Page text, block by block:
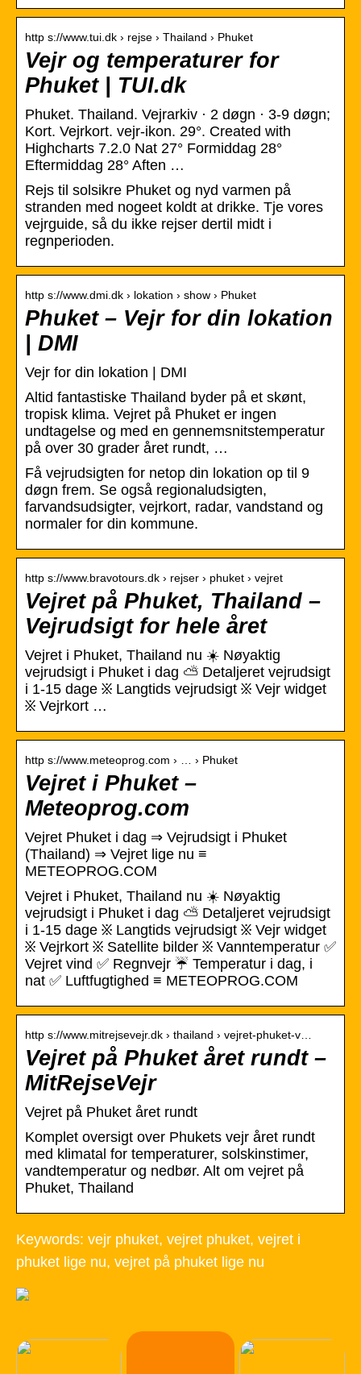
http s://www.tui.dk › rejse › Thailand › Phuket
Vejr og temperaturer for
Phuket | TUI.dk
Phuket. Thailand. Vejrarkiv · 2 døgn · 3-9 døgn;
Kort. Vejrkort. vejr-ikon. 29°. Created with
Highcharts 7.2.0 Nat 27° Formiddag 28°
Eftermiddag 28° Aften …
Rejs til solsikre Phuket og nyd varmen på
stranden med nogeet koldt at drikke. Tje vores
vejrguide, så du ikke rejser dertil midt i
regnperioden.
http s://www.dmi.dk › lokation › show › Phuket
Phuket – Vejr for din lokation
| DMI
Vejr for din lokation | DMI
Altid fantastiske Thailand byder på et skønt,
tropisk klima. Vejret på Phuket er ingen
undtagelse og med en gennemsnitstemperatur
på over 30 grader året rundt, …
Få vejrudsigten for netop din lokation op til 9
døgn frem. Se også regionaludsigten,
farvandsudsigter, vejrkort, radar, vandstand og
normaler for din kommune.
http s://www.bravotours.dk › rejser › phuket › vejret
Vejret på Phuket, Thailand –
Vejrudsigt for hele året
Vejret i Phuket, Thailand nu ☀️ Nøyaktig
vejrudsigt i Phuket i dag ⛅ Detaljeret vejrudsigt
i 1-15 dage ፠ Langtids vejrudsigt ፠ Vejr widget
፠ Vejrkort …
http s://www.meteoprog.com › … › Phuket
Vejret i Phuket –
Meteoprog.com
Vejret Phuket i dag ⇒ Vejrudsigt i Phuket
(Thailand) ⇒ Vejret lige nu ≡
METEOPROG.COM
Vejret i Phuket, Thailand nu ☀️ Nøyaktig
vejrudsigt i Phuket i dag ⛅ Detaljeret vejrudsigt
i 1-15 dage ፠ Langtids vejrudsigt ፠ Vejr widget
፠ Vejrkort ፠ Satellite bilder ፠ Vanntemperatur ✅
Vejret vind ✅ Regnvejr ☔ Temperatur i dag, i
nat ✅ Luftfugtighed ≡ METEOPROG.COM
http s://www.mitrejsevejr.dk › thailand › vejret-phuket-v…
Vejret på Phuket året rundt –
MitRejseVejr
Vejret på Phuket året rundt
Komplet oversigt over Phukets vejr året rundt
med klimatal for temperaturer, solskinstimer,
vandtemperatur og nedbør. Alt om vejret på
Phuket, Thailand
Keywords: vejr phuket, vejret phuket, vejret i
phuket lige nu, vejret på phuket lige nu